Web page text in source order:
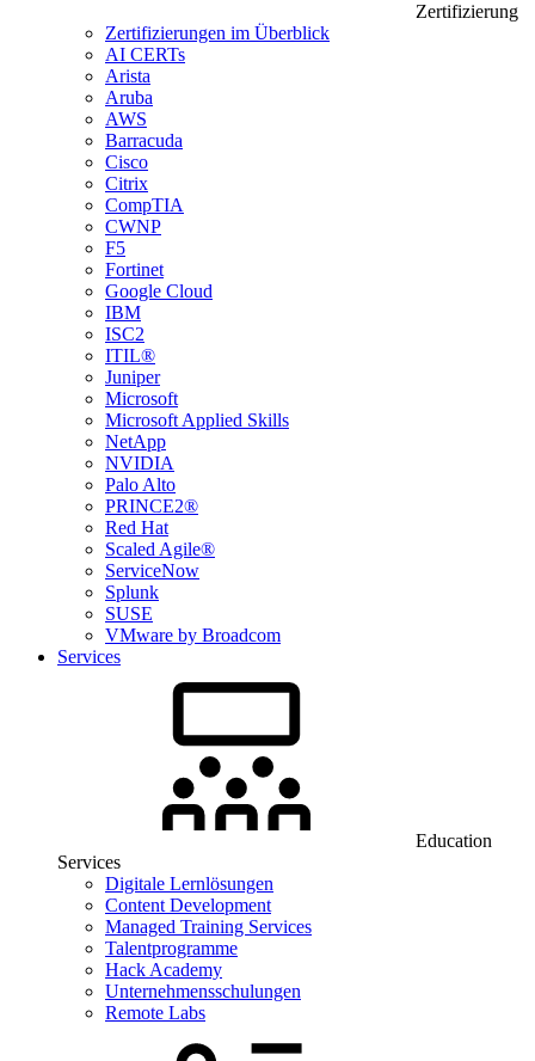
Zertifizierung
Zertifizierungen im Überblick
AI CERTs
Arista
Aruba
AWS
Barracuda
Cisco
Citrix
CompTIA
CWNP
F5
Fortinet
Google Cloud
IBM
ISC2
ITIL®
Juniper
Microsoft
Microsoft Applied Skills
NetApp
NVIDIA
Palo Alto
PRINCE2®
Red Hat
Scaled Agile®
ServiceNow
Splunk
SUSE
VMware by Broadcom
Services
Education
Services
Digitale Lernlösungen
Content Development
Managed Training Services
Talentprogramme
Hack Academy
Unternehmensschulungen
Remote Labs